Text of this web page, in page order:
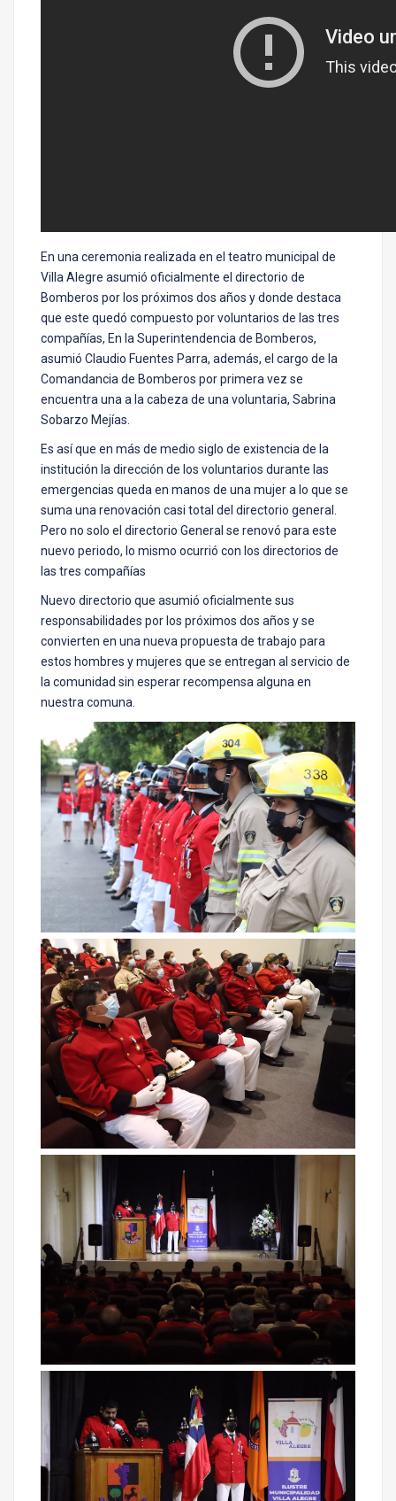
En una ceremonia realizada en el teatro municipal de
Villa Alegre asumió oficialmente el directorio de
Bomberos por los próximos dos años y donde destaca
que este quedó compuesto por voluntarios de las tres
compañías, En la Superintendencia de Bomberos,
asumió Claudio Fuentes Parra, además, el cargo de la
Comandancia de Bomberos por primera vez se
encuentra una a la cabeza de una voluntaria, Sabrina
Sobarzo Mejías.
Es así que en más de medio siglo de existencia de la
institución la dirección de los voluntarios durante las
emergencias queda en manos de una mujer a lo que se
suma una renovación casi total del directorio general.
Pero no solo el directorio General se renovó para este
nuevo periodo, lo mismo ocurrió con los directorios de
las tres compañías
Nuevo directorio que asumió oficialmente sus
responsabilidades por los próximos dos años y se
convierten en una nueva propuesta de trabajo para
estos hombres y mujeres que se entregan al servicio de
la comunidad sin esperar recompensa alguna en
nuestra comuna.